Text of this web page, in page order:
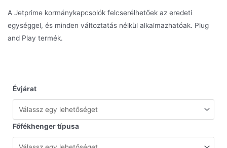
A Jetprime kormánykapcsolók felcserélhetőek az eredeti
egységgel, és minden változtatás nélkül alkalmazhatóak. Plug
and Play termék.
Évjárat
Főfékhenger típusa